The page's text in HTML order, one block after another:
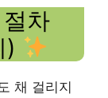
차
)
채 걸리지